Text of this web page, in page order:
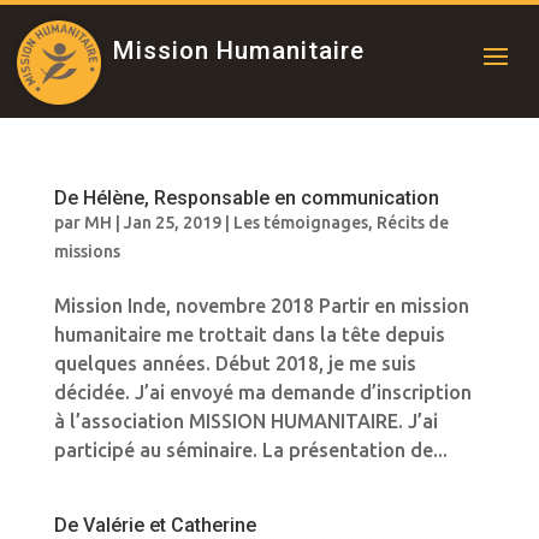
Mission Humanitaire
De Hélène, Responsable en communication
par MH Jan 25, 2019| Les témoignages, Récits de
missions
Mission Inde, novembre 2018 Partir en mission
humanitaire me trottait dans la tête depuis
quelques années. Début 2018, je me suis
décidée. J’ai envoyé ma demande d’inscription
à l’association MISSION HUMANITAIRE. J’ai
participé au séminaire. La présentation de...
De Valérie et Catherine